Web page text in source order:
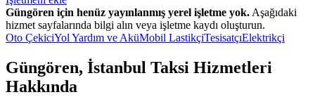
Güngören için henüz yayınlanmış yerel işletme yok. Aşağıdaki
hizmet sayfalarında bilgi alın veya işletme kaydı oluşturun.
Oto ÇekiciYol Yardım ve AküMobil LastikçiTesisatçıElektrikçi
Güngören, İstanbul Taksi Hizmetleri
Hakkında